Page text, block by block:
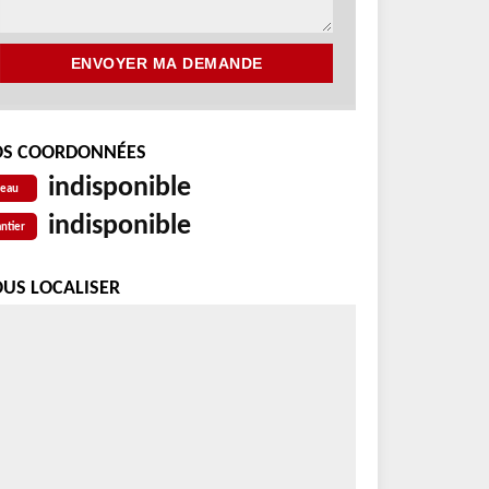
COORDONNÉES
indisponible
indisponible
LOCALISER